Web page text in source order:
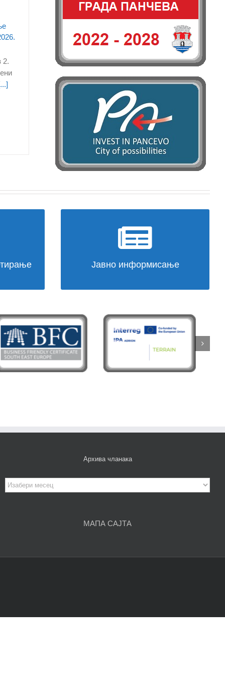
2.
Јавно информисање
Информисање по мери грађана
Архива чланака
Архива
чланака
МАПА САЈТА